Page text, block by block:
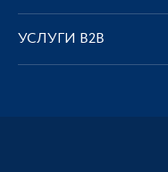
УСЛУГИ В2В